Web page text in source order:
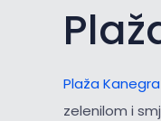
Plaža Kanegra
zelenilom i